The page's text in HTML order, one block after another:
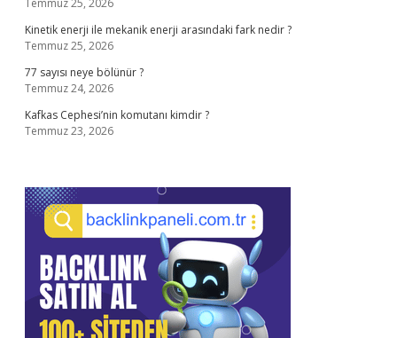
Temmuz 25, 2026
Kinetik enerji ile mekanik enerji arasındaki fark nedir ?
Temmuz 25, 2026
77 sayısı neye bölünür ?
Temmuz 24, 2026
Kafkas Cephesi’nin komutanı kimdir ?
Temmuz 23, 2026